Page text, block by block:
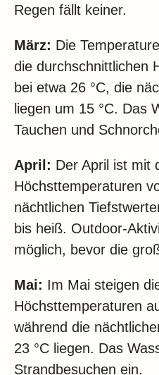
Regen fällt keiner.
März: Die
die durchschnittlichen
bei etwa 26 °C, die
liegen um 15 °C. Das
Tauchen und
April: Der April ist mit
Höchsttemperaturen
nächtlichen
bis heiß. Outdoor-
möglich, bevor die
Mai: Im Mai steigen
Höchsttemperaturen
während die
23 °C liegen. Das
Strandbesuchen ein.